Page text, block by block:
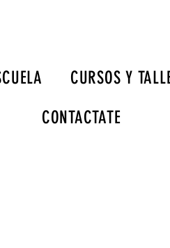
CURSOS Y
CONTACTATE